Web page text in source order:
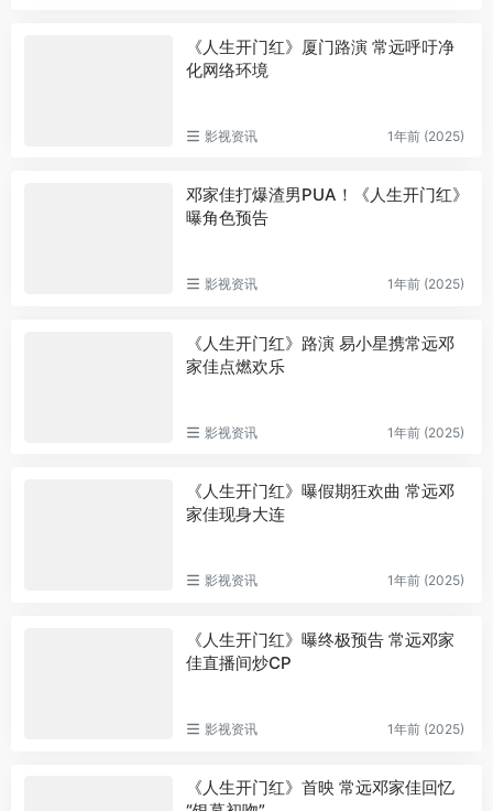
《人生开门红》厦门路演 常远呼吁净
化网络环境
影视资讯 1年前 (2025)
邓家佳打爆渣男PUA！《人生开门红》
曝角色预告
影视资讯 1年前 (2025)
《人生开门红》路演 易小星携常远邓
家佳点燃欢乐
影视资讯 1年前 (2025)
《人生开门红》曝假期狂欢曲 常远邓
家佳现身大连
影视资讯 1年前 (2025)
《人生开门红》曝终极预告 常远邓家
佳直播间炒CP
影视资讯 1年前 (2025)
《人生开门红》首映 常远邓家佳回忆